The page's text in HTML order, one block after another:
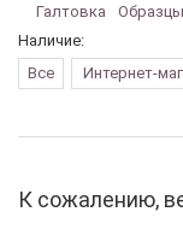
Галтовка
Образцы
Наличие:
Все
Интернет-
К сожалению,